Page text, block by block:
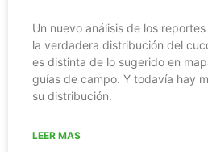
Un nuevo análisis de los
la verdadera distribución del
es distinta de lo sugerido en
guías de campo. Y todavía hay
su distribución.
LEER MAS